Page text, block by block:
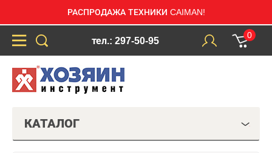
РАСПРОДАЖА ТЕХНИКИ CAIMAN!
тел.: 297-50-95
0
КАТАЛОГ